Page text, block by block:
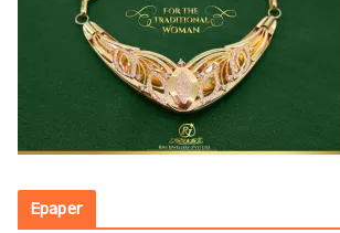
Epaper